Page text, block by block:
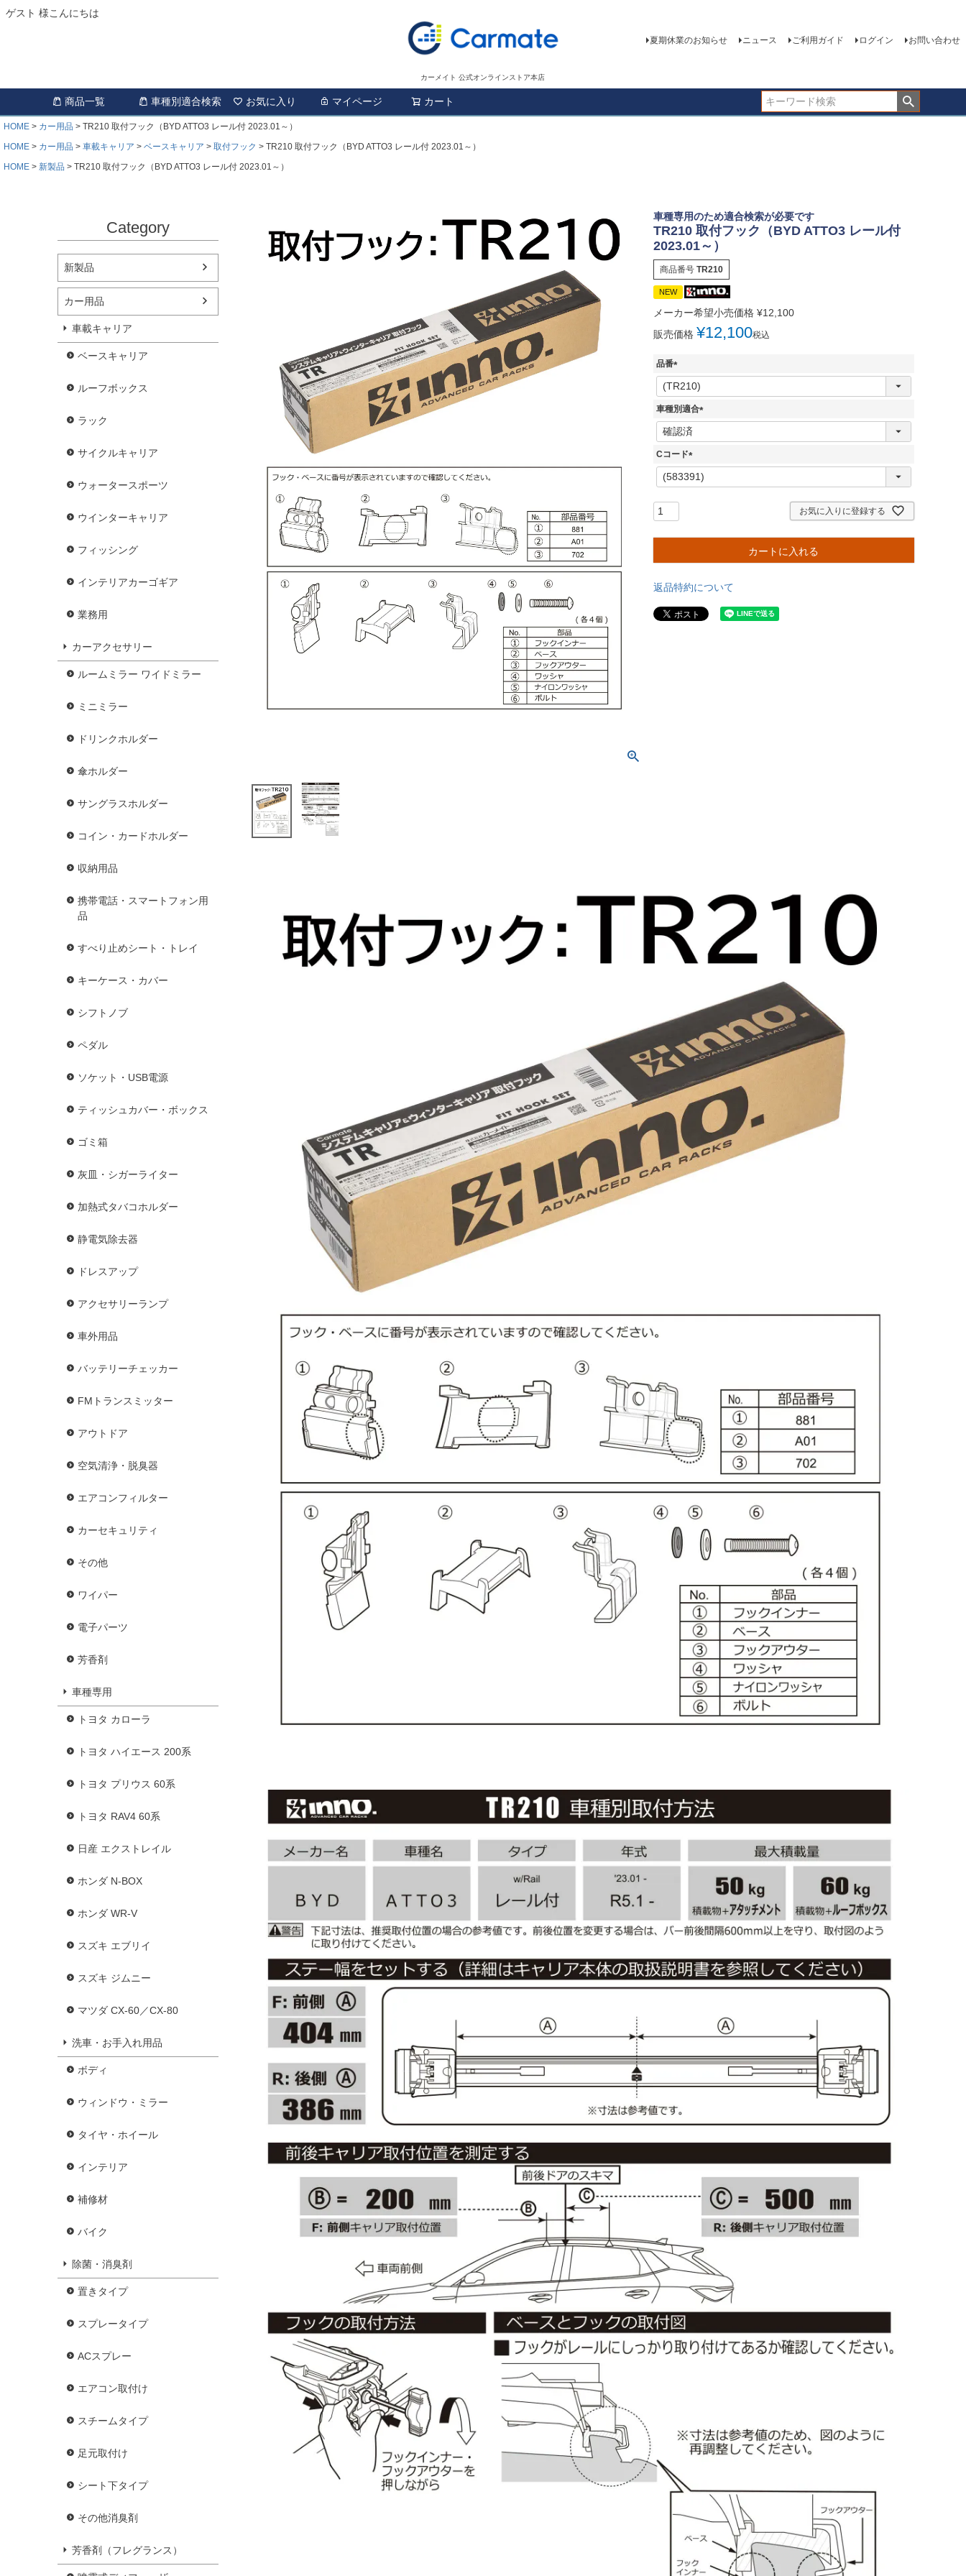
ゲスト 様こんにちは
カーメイト 公式オンラインストア本店
夏期休業のお知らせ ニュース ご利用ガイド ログイン お問い合わせ
商品一覧 車種別適合検索 お気に入り マイページ カート
HOME カー用品
TR210 取付フック（BYD ATTO3 レール付 2023.01～）
HOME
カー用品 車載キャリア ベースキャリア 取付フック
TR210 取付フック（BYD ATTO3 レール付 2023.01～）
HOME
新製品 TR210 取付フック（BYD ATTO3 レール付 2023.01～）
Category
新製品
カー用品
車載キャリア
ベースキャリア
ルーフボックス
ラック
サイクルキャリア
ウォータースポーツ
ウインターキャリア
フィッシング
インテリアカーゴギア
業務用
カーアクセサリー
ルームミラー ワイドミラー
ミニミラー
ドリンクホルダー
傘ホルダー
サングラスホルダー
コイン・カードホルダー
収納用品
携帯電話・スマートフォン用
品
すべり止めシート・トレイ
キーケース・カバー
シフトノブ
ペダル
ソケット・USB電源
ティッシュカバー・ボックス
ゴミ箱
灰皿・シガーライター
加熱式タバコホルダー
静電気除去器
ドレスアップ
アクセサリーランプ
車外用品
バッテリーチェッカー
FMトランスミッター
アウトドア
空気清浄・脱臭器
エアコンフィルター
カーセキュリティ
その他
ワイパー
電子パーツ
芳香剤
車種専用
トヨタ カローラ
トヨタ ハイエース 200系
トヨタ プリウス 60系
トヨタ RAV4 60系
日産 エクストレイル
ホンダ N-BOX
ホンダ WR-V
スズキ エブリイ
スズキ ジムニー
マツダ CX-60／CX-80
洗車・お手入れ用品
ボディ
ウィンドウ・ミラー
タイヤ・ホイール
インテリア
補修材
バイク
除菌・消臭剤
置きタイプ
スプレータイプ
ACスプレー
エアコン取付け
スチームタイプ
足元取付け
シート下タイプ
その他消臭剤
芳香剤（フレグランス）
車種専用のため適合検索が必要です
TR210 取付フック（BYD ATTO3 レール付
2023.01～）
商品番号 TR210
NEW
メーカー希望小売価格 ¥12,100
販売価格 ¥12,100税込
品番
(
必
須
車種別適合
(
Cコード
(
必
お気に入りに登録する
カートに入れる
返品特約について